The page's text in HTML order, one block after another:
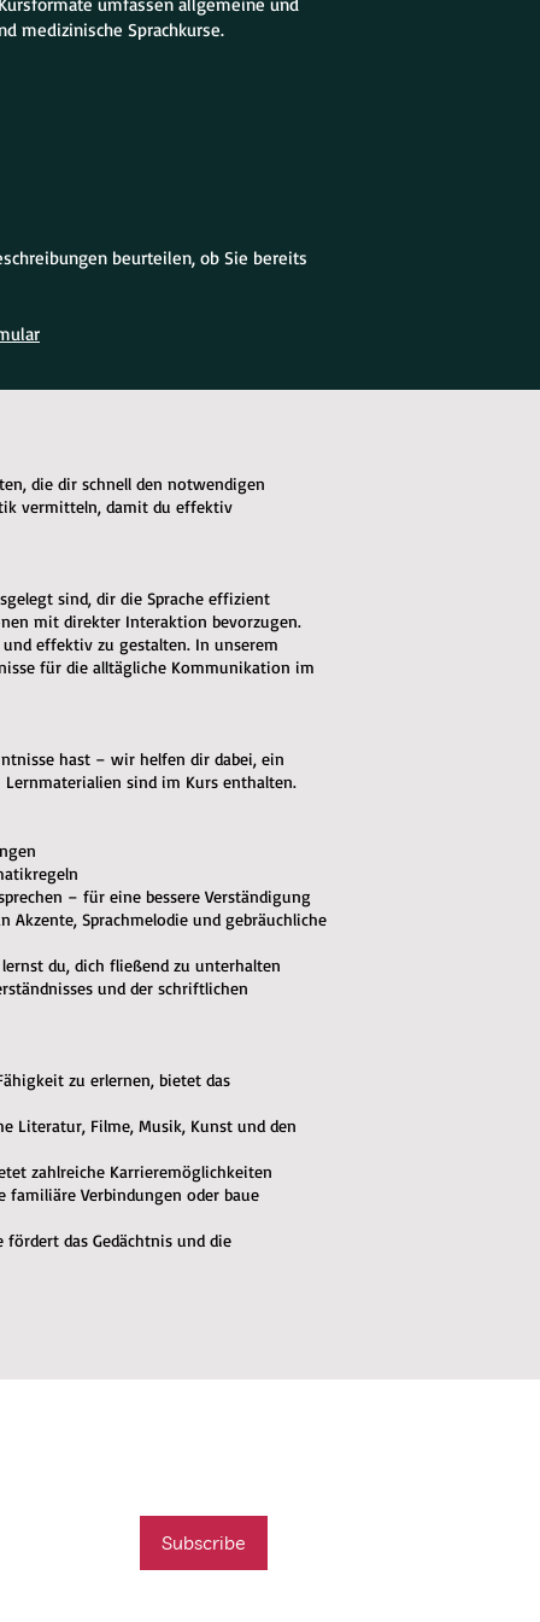
medizinische Sprachkurse.
beurteilen, ob Sie bereits
die dir schnell den notwendigen
vermitteln, damit du effektiv
sind, dir die Sprache effizient
mit direkter Interaktion bevorzugen.
effektiv zu gestalten. In unserem
für die alltägliche Kommunikation im
hast – wir helfen dir dabei, ein
sind im Kurs enthalten.
– für eine bessere Verständigung
Akzente, Sprachmelodie und gebräuchliche
du, dich fließend zu unterhalten
und der schriftlichen
zu erlernen, bietet das
Literatur, Filme, Musik, Kunst und den
zahlreiche Karrieremöglichkeiten
familiäre Verbindungen oder baue
fördert das Gedächtnis und die
Subscribe